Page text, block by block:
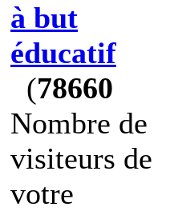
à but
éducatif
(78660
Nombre de
visiteurs de
votre